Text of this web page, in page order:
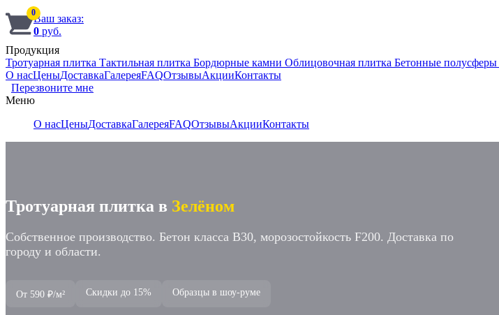
0Ваш заказ:
0 руб.
Продукция
Тротуарная плитка Тактильная плитка Бордюрные камни Облицовочная плитка Бетонные полусферы
О насЦеныДоставкаГалереяFAQОтзывыАкцииКонтакты
Перезвоните мне
Меню
О насЦеныДоставкаГалереяFAQОтзывыАкцииКонтакты
Тротуарная плитка в Зелёном
Собственное производство. Бетон класса В30, морозостойкость F200. Доставка по
городу и области.
От 590 ₽/м² Скидки до 15% Образцы в шоу-руме